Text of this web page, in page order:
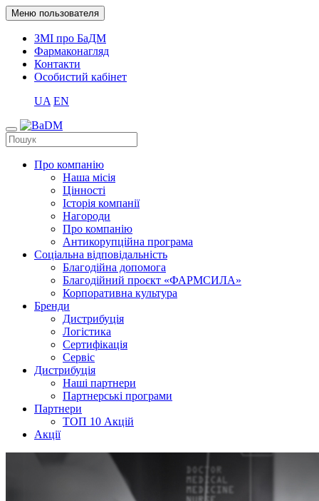
Меню пользователя
ЗМІ про БаДМ
Фармаконагляд
Контакти
Особистий кабінет
UA EN
Про компанію
Наша місія
Цінності
Історія компанії
Нагороди
Про компанію
Антикорупційна програма
Соціальна відповідальність
Благодійна допомога
Благодійний проєкт «ФАРМСИЛА»
Корпоративна культура
Бренди
Дистрибуція
Логістика
Сертифікація
Сервіс
Дистрибуція
Наші партнери
Партнерські програми
Партнери
ТОП 10 Акцій
Акції